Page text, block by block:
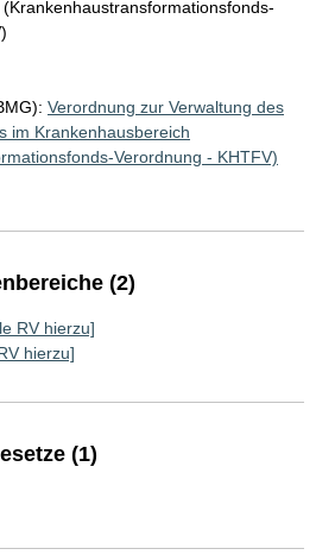
Verordnung zur Verwaltung des
im Krankenhausbereich
Verordnung - KHTFV)
(2)
RV hierzu]
hierzu]
(1)